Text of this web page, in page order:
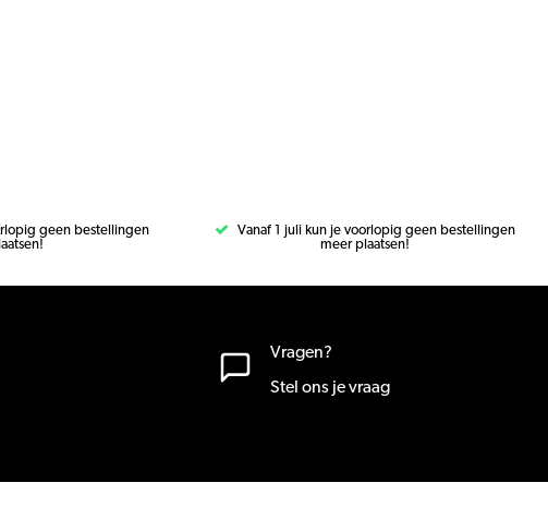
geen bestellingen
Vanaf 1 juli kun je voorlopig geen bestellingen
meer plaatsen!
Vragen?
Stel ons je vraag